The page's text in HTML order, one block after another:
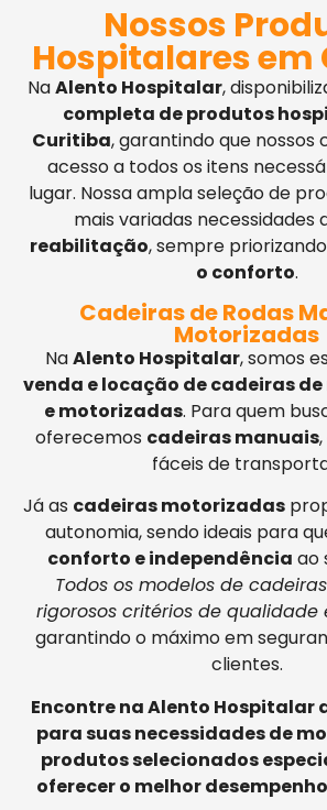
Nossos
Hospitalares em
NaAlento Hospitalar,
completa de produtos
Curitiba, garantindo que nossos
acesso a todos os itens
lugar. Nossa ampla seleção de
mais variadas necessidades
reabilitação, sempre
o conforto.
Cadeiras de Rodas
Motorizadas
NaAlento Hospitalar, somos
venda e locação de cadeiras
e motorizadas. Para quem
oferecemos cadeiras manuais
fáceis de
Já as cadeiras motorizadas
autonomia, sendo ideais para
conforto e independência ao
Todos os modelos de
rigorosos critérios de
garantindo o máximo em
clientes.
Encontre na Alento Hospitalar
para suas necessidades de
produtos selecionados
oferecer o melhor